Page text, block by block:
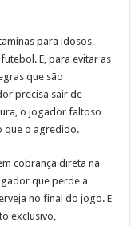
para idosos,
E, para evitar as
que são
precisa sair de
o jogador faltoso
que o agredido.
cobrança direta na
que perde a
no final do jogo. E
exclusivo,